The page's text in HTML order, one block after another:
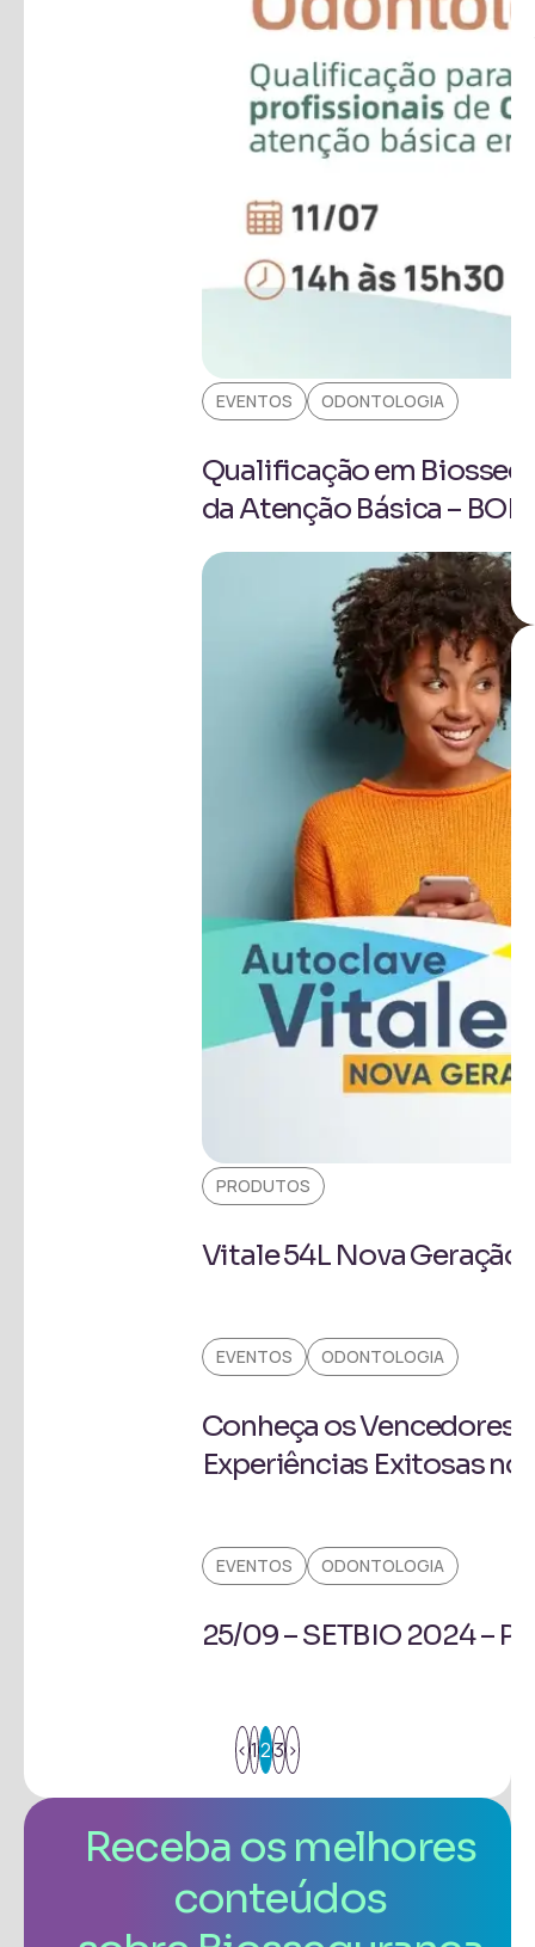
EVENTOS ODONTOLOGIA
Qualificação em
da Atenção Básica – BOB
PRODUTOS
Vitale 54L Nova Geração!
EVENTOS ODONTOLOGIA
Conheça os Vencedores
Experiências Exitosas no
EVENTOS ODONTOLOGIA
25/09 – SETBIO 2024 –
<123>
Receba os melhores
conteúdos